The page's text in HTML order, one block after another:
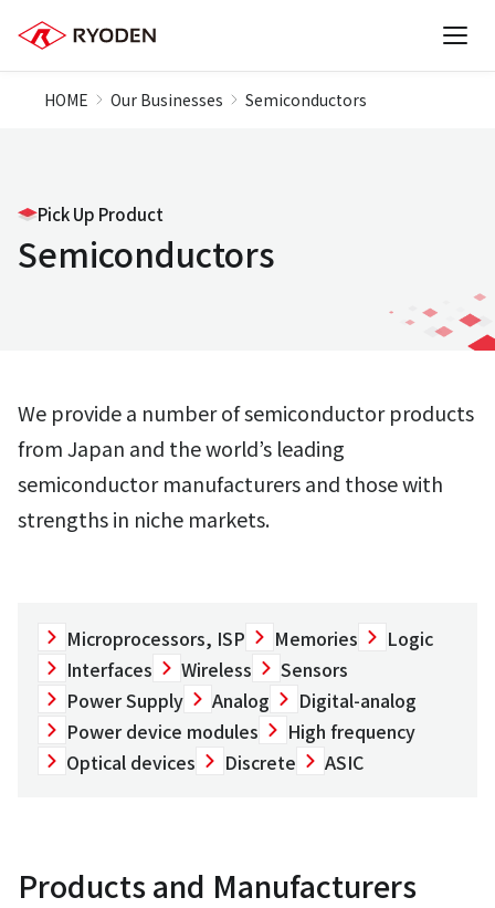
HOME Our Businesses Semiconductors
Pick Up Product
Semiconductors
We provide a number of semiconductor products
from Japan and the world’s leading
semiconductor manufacturers and those with
strengths in niche markets.
Microprocessors, ISP Memories
Logic
Interfaces
Wireless
Sensors
Power Supply
Analog
Digital-analog
Power device modules
High frequency
Optical devices
Discrete ASIC
Products and Manufacturers